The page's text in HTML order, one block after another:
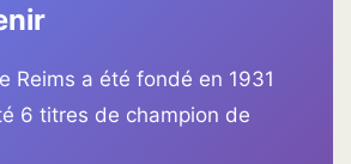
Reims a été fondé en 1931
6 titres de champion de